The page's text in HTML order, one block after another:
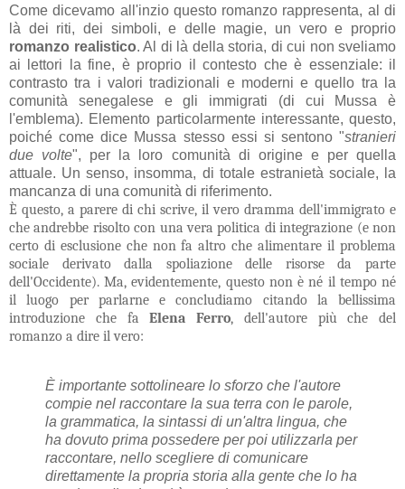
Come dicevamo all'inzio questo romanzo rappresenta, al di
là dei riti, dei simboli, e delle magie, un vero e proprio
romanzo realistico. Al di là della storia, di cui non sveliamo
ai lettori la fine, è proprio il contesto che è essenziale: il
contrasto tra i valori tradizionali e moderni e quello tra la
comunità senegalese e gli immigrati (di cui Mussa è
l'emblema). Elemento particolarmente interessante, questo,
poiché come dice Mussa stesso essi si sentono "stranieri
due volte", per la loro comunità di origine e per quella
attuale. Un senso, insomma, di totale estranietà sociale, la
mancanza di una comunità di riferimento.
È questo, a parere di chi scrive, il vero dramma dell'immigrato e
che andrebbe risolto con una vera politica di integrazione (e non
certo di esclusione che non fa altro che alimentare il problema
sociale derivato dalla spoliazione delle risorse da parte
dell'Occidente). Ma, evidentemente, questo non è né il tempo né
il luogo per parlarne e concludiamo citando la bellissima
introduzione che faElena Ferro, dell'autore più che del
romanzo a dire il vero:
È importante sottolineare lo sforzo che l'autore
compie nel raccontare la sua terra con le parole,
la grammatica, la sintassi di un'altra lingua, che
ha dovuto prima possedere per poi utilizzarla per
raccontare, nello scegliere di comunicare
direttamente la propria storia alla gente che lo ha